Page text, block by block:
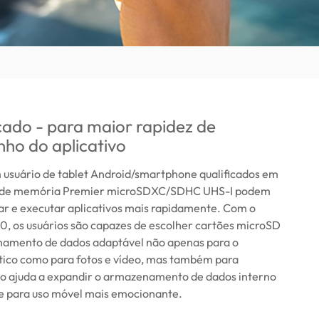
- para maior rapidez de
do aplicativo
usuário de tablet Android/smartphone qualificados em
memória Premier microSDXC/SDHC UHS-I podem
e executar aplicativos mais rapidamente. Com o
os usuários são capazes de escolher cartões microSD
de dados adaptável não apenas para o
como para fotos e vídeo, mas também para
ajuda a expandir o armazenamento de dados interno
para uso móvel mais emocionante.